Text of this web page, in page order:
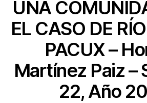
UNA
EL CASO DE
PACUX –
Martínez Paiz –
22, Año